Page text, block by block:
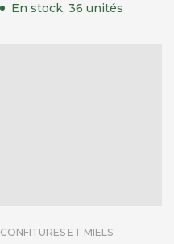
En stock, 36 unités
CONFITURES ET MIELS